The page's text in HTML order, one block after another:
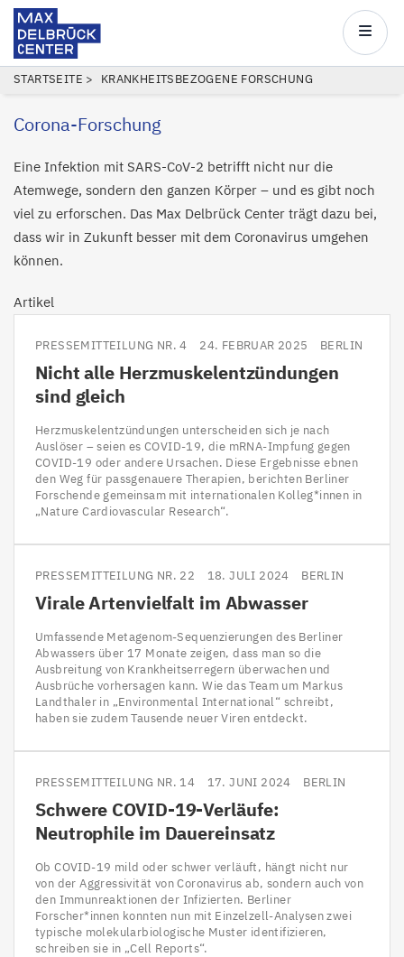
Direkt
Inhalt
Center
Main
PFADNAVIGATION
STARTSEITE KRANKHEITSBEZOGENE FORSCHUNG
Corona-Forschung
Eine Infektion mit SARS-CoV-2 betrifft nicht nur die
Atemwege, sondern den ganzen Körper – und es gibt noch
viel zu erforschen. Das Max Delbrück Center trägt dazu bei,
dass wir in Zukunft besser mit dem Coronavirus umgehen
können.
Artikel
PRESSEMITTEILUNG NR. 4 24. FEBRUAR 2025 BERLIN
Nicht alle Herzmuskelentzündungen
sind gleich
Herzmuskelentzündungen unterscheiden sich je nach
Auslöser – seien es COVID-19, die mRNA-Impfung gegen
COVID-19 oder andere Ursachen. Diese Ergebnisse ebnen
den Weg für passgenauere Therapien, berichten Berliner
Forschende gemeinsam mit internationalen Kolleg*innen in
„Nature Cardiovascular Research“.
PRESSEMITTEILUNG NR. 22 18. JULI 2024 BERLIN
Virale Artenvielfalt im Abwasser
Umfassende Metagenom-Sequenzierungen des Berliner
Abwassers über 17 Monate zeigen, dass man so die
Ausbreitung von Krankheitserregern überwachen und
Ausbrüche vorhersagen kann. Wie das Team um Markus
Landthaler in „Environmental International“ schreibt,
haben sie zudem Tausende neuer Viren entdeckt.
PRESSEMITTEILUNG NR. 14 17. JUNI 2024 BERLIN
Schwere COVID-19-Verläufe:
Neutrophile im Dauereinsatz
Ob COVID-19 mild oder schwer verläuft, hängt nicht nur
von der Aggressivität von Coronavirus ab, sondern auch von
den Immunreaktionen der Infizierten. Berliner
Forscher*innen konnten nun mit Einzelzell-Analysen zwei
typische molekularbiologische Muster identifizieren,
schreiben sie in „Cell Reports“.